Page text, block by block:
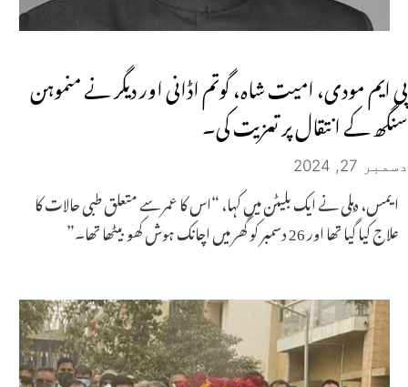
پی ایم مودی، امیت شاہ، گوتم اڈانی اور دیگر نے منموہن
سنگھ کے انتقال پر تعزیت کی۔
دسمبر 27, 2024
ایمس، دہلی نے ایک بلیٹن میں کہا، “اس کا عمر سے متعلق طبی حالات کا
علاج کیا گیا تھا اور 26 دسمبر کو گھر میں اچانک ہوش کھو بیٹھا تھا۔”